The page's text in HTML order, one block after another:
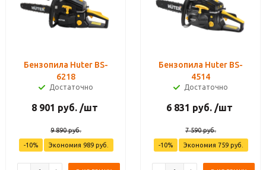
Бензопила Huter BS-
6218
Достаточно
8 901 руб. /шт
9 890руб.
-10% Экономия 989руб.
Бензопила Huter BS-
4514
Достаточно
6 831 руб. /шт
7 590руб.
-10% Экономия 759руб.